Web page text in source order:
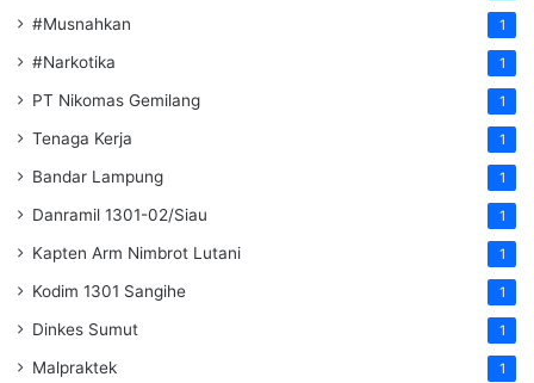
#Musnahkan 1
#Narkotika 1
PT Nikomas Gemilang 1
Tenaga Kerja 1
Bandar Lampung 1
Danramil 1301-02/Siau 1
Kapten Arm Nimbrot Lutani 1
Kodim 1301 Sangihe 1
Dinkes Sumut 1
Malpraktek 1